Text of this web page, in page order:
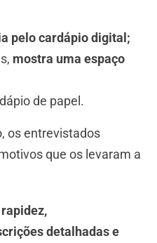
pelo cardápio digital;
mostra uma espaço
de papel.
os entrevistados
que os levaram a
detalhadas e